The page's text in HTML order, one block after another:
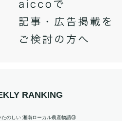
RANKING
たのしい 湘南ローカル農産物語③